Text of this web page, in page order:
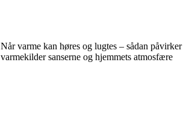
Når varme kan høres og lugtes – sådan påvirker
varmekilder sanserne og hjemmets atmosfære